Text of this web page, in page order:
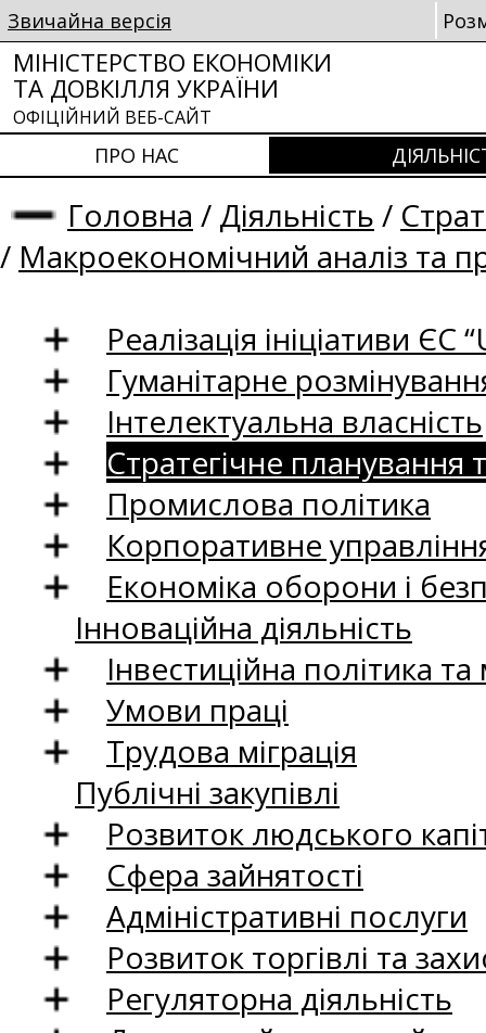
Звичайна версія
МІНІСТЕРСТВО ЕКОНОМІКИ
ТА ДОВКІЛЛЯ УКРАЇНИ
ОФІЦІЙНИЙ ВЕБ-САЙТ
ПРО НАС
Головна / Діяльність /
/ Макроекономічний аналіз та
Реалізація ініціативи ЄС
Гуманітарне
Інтелектуальна власність
Стратегічне
Промислова політика
Корпоративне
Економіка оборони і
Інноваційна діяльність
Інвестиційна політика
Умови праці
Трудова міграція
Публічні закупівлі
Розвиток людського
Сфера зайнятості
Адміністративні послуги
Розвиток торгівлі та
Регуляторна діяльність